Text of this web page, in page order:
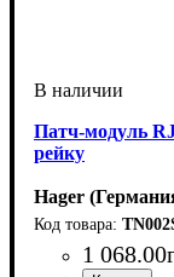
Патч-модуль
рейку
Hager
1 068.00